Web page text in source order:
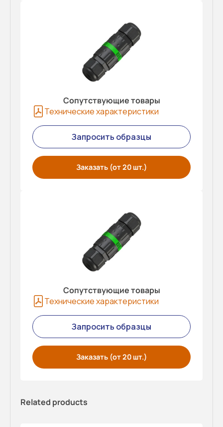
Сопутствующие товары
Технические характеристики
Запросить образцы
Заказать (от 20 шт.)
Сопутствующие товары
Технические характеристики
Запросить образцы
Заказать (от 20 шт.)
Related products